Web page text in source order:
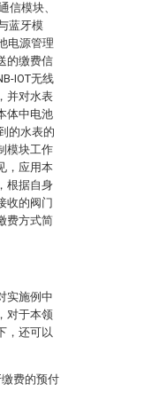
信模块、
蓝牙模
电源管理
的缴费信
IOT无线
并对水表
体中电池
的水表的
模块工作
，应用本
根据自身
收的阀门
费方式简
实施例中
对于本领
，还可以
费的预付